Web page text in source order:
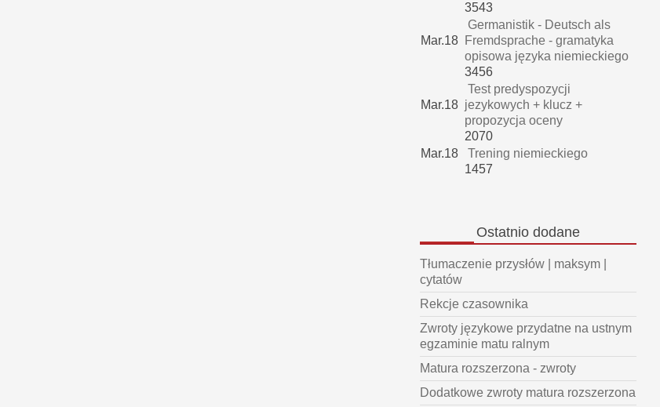
3543
Mar.18
Germanistik - Deutsch als
Fremdsprache - gramatyka
opisowa języka niemieckiego
3456
Mar.18
Test predyspozycji
jezykowych + klucz +
propozycja oceny
2070
Mar.18
Trening niemieckiego
1457
Ostatnio dodane
Tłumaczenie przysłów | maksym |
cytatów
Rekcje czasownika
Zwroty językowe przydatne na ustnym
egzaminie matu ralnym
Matura rozszerzona - zwroty
Dodatkowe zwroty matura rozszerzona